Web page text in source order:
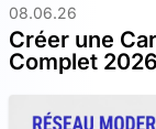
08.06.26
Créer une
Complet 2026